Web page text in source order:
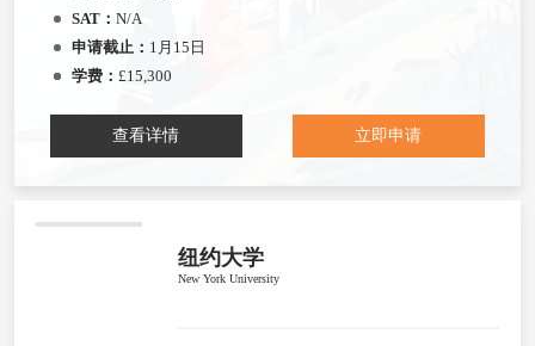
SAT： N/A
申请截止： 1月15日
学费： £15,300
查看详情 立即申请
纽约大学
New York University